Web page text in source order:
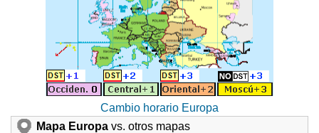
Cambio horario Europa
Mapa Europa vs. otros mapas